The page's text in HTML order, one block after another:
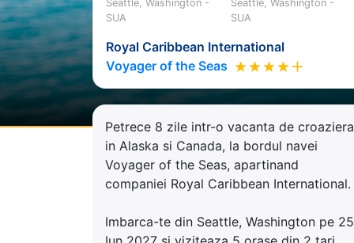
Seattle, Washington -
SUA
Seattle, Washington -
SUA
Royal Caribbean International
Voyager of the Seas
Petrece 8 zile intr-o vacanta de croaziera
in Alaska si Canada, la bordul navei
Voyager of the Seas, apartinand
companiei Royal Caribbean International.
Imbarca-te din Seattle, Washington pe 25